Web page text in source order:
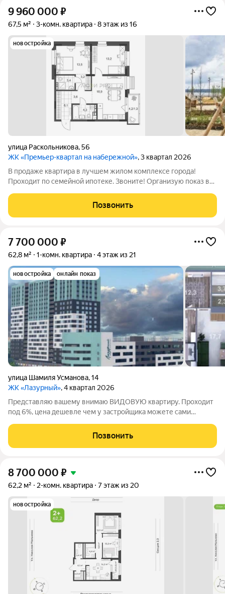
9 960 000 ₽
67,5 м² 3-комн. квартира 8 этаж из 16
новостройка
улица Раскольникова,56
ЖК «Премьер-квартал на набережной», 3 квартал 2026
В продаже квартира в лучшем жилом комплексе города!
Проходит по семейной ипотеке. Звоните! Организую показ в
Позвонить
7 700 000 ₽
62,8 м² 1-комн. квартира 4 этаж из 21
новостройка онлайн показ
улица Шамиля Усманова,14
ЖК «Лазурный», 4 квартал 2026
Представляю вашему внимаю ВИДОВУЮ квартиру. Проходит
под 6%, цена дешевле чем у застройщика можете сами
просторная евродвухкомнтаная квартира в жк Лазурный, блок
Б. Отделка предчистовая, теплый пол
Позвонить
8 700 000 ₽
62,2 м² 2-комн. квартира 7 этаж из 20
новостройка